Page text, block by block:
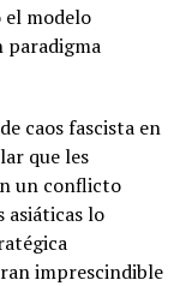
el modelo
paradigma
caos fascista en
que les
un conflicto
asiáticas lo
imprescindible